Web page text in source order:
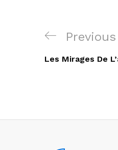
Navigation
de
Previous
Post
Previous
Les Mirages De